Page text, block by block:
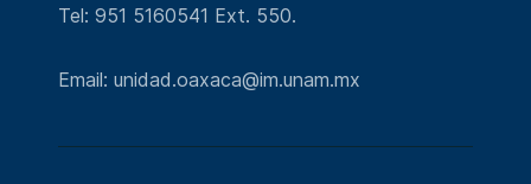
Tel: 951 5160541 Ext. 550.
Email: unidad.oaxaca@im.unam.mx